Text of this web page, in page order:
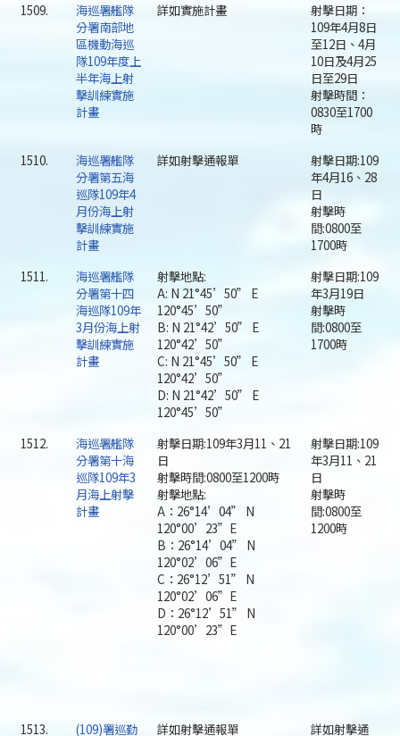
1509.
海巡署艦隊
分署南部地
區機動海巡
隊109年度上
半年海上射
擊訓練實施
計畫
詳如實施計畫
射擊日期：
109年4月8日
至12日、4月
10日及4月25
日至29日
射擊時間：
0830至1700
時
1510.
海巡署艦隊
分署第五海
巡隊109年4
月份海上射
擊訓練實施
計畫
詳如射擊通報單
射擊日期:109
年4月16、28
日
射擊時
間:0800至
1700時
1511.
海巡署艦隊
分署第十四
海巡隊109年
3月份海上射
擊訓練實施
計畫
射擊地點:
A: N 21°45’50” E
120°45’50”
B: N 21°42’50” E
120°42’50”
C: N 21°45’50” E
120°42’50”
D: N 21°42’50” E
120°45’50”
射擊日期:109
年3月19日
射擊時
間:0800至
1700時
1512.
海巡署艦隊
分署第十海
巡隊109年3
月海上射擊
計畫
射擊日期:109年3月11、21
日
射擊時間:0800至1200時
射擊地點:
A：26°14’04” N
120°00’23”E
B：26°14’04” N
120°02’06”E
C：26°12’51” N
120°02’06”E
D：26°12’51” N
120°00’23”E
射擊日期:109
年3月11、21
日
射擊時
間:0800至
1200時
1513.
(109)署巡勤
詳如射擊通報單
詳如射擊通